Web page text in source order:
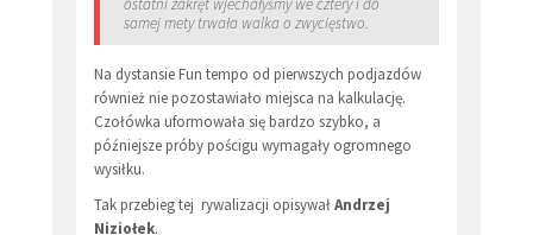
ostatni zakręt wjechałyśmy we cztery i do
samej mety trwała walka o zwycięstwo.
Na dystansie Fun tempo od pierwszych podjazdów
również nie pozostawiało miejsca na kalkulację.
Czołówka uformowała się bardzo szybko, a
późniejsze próby pościgu wymagały ogromnego
wysiłku.
Tak przebieg tej rywalizacji opisywałAndrzej
Niziołek.